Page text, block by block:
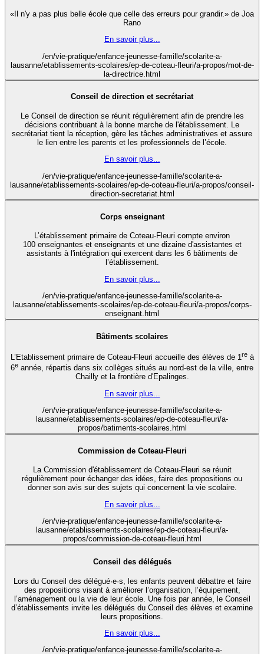
«Il n'y a pas plus belle école que celle des erreurs pour grandir.» de Joa
Rano
En savoir plus...
/en/vie-pratique/enfance-jeunesse-famille/scolarite-a-
lausanne/etablissements-scolaires/ep-de-coteau-fleuri/a-propos/mot-de-
la-directrice.html
Conseil de direction et secrétariat
Le Conseil de direction se réunit régulièrement afin de prendre les
décisions contribuant à la bonne marche de l'établissement. Le
secrétariat tient la réception, gère les tâches administratives et assure
le lien entre les parents et les professionnels de l’école.
En savoir plus...
/en/vie-pratique/enfance-jeunesse-famille/scolarite-a-
lausanne/etablissements-scolaires/ep-de-coteau-fleuri/a-propos/conseil-
direction-secretariat.html
Corps enseignant
L’établissement primaire de Coteau-Fleuri compte environ
100 enseignantes et enseignants et une dizaine d'assistantes et
assistants à l'intégration qui exercent dans les 6 bâtiments de
l’établissement.
En savoir plus...
/en/vie-pratique/enfance-jeunesse-famille/scolarite-a-
lausanne/etablissements-scolaires/ep-de-coteau-fleuri/a-propos/corps-
enseignant.html
Bâtiments scolaires
L’Etablissement primaire de Coteau-Fleuri accueille des élèves de 1reà
6e année, répartis dans six collèges situés au nord-est de la ville, entre
Chailly et la frontière d'Epalinges.
En savoir plus...
/en/vie-pratique/enfance-jeunesse-famille/scolarite-a-
lausanne/etablissements-scolaires/ep-de-coteau-fleuri/a-
propos/batiments-scolaires.html
Commission de Coteau-Fleuri
La Commission d'établissement de Coteau-Fleuri se réunit
régulièrement pour échanger des idées, faire des propositions ou
donner son avis sur des sujets qui concernent la vie scolaire.
En savoir plus...
/en/vie-pratique/enfance-jeunesse-famille/scolarite-a-
lausanne/etablissements-scolaires/ep-de-coteau-fleuri/a-
propos/commission-de-coteau-fleuri.html
Conseil des délégués
Lors du Conseil des délégué·e·s, les enfants peuvent débattre et faire
des propositions visant à améliorer l’organisation, l’équipement,
l’aménagement ou la vie de leur école. Une fois par année, le Conseil
d’établissements invite les délégués du Conseil des élèves et examine
leurs propositions.
En savoir plus...
/en/vie-pratique/enfance-jeunesse-famille/scolarite-a-